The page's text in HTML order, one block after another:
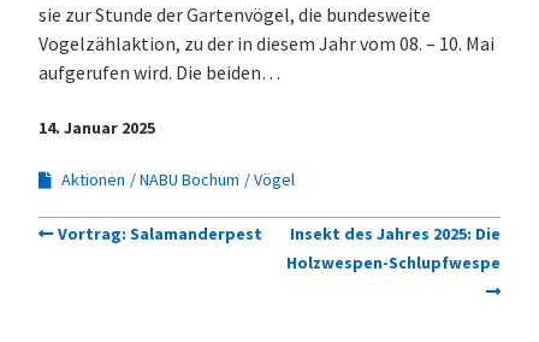
sie zur Stunde der Gartenvögel, die bundesweite
Vogelzählaktion, zu der in diesem Jahr vom 08. – 10. Mai
aufgerufen wird. Die beiden…
14. Januar 2025
Aktionen NABU Bochum Vögel
Vortrag: Salamanderpest
Insekt des Jahres 2025: Die
Holzwespen-Schlupfwespe